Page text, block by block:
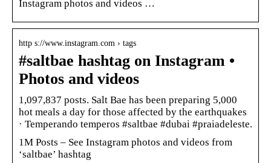
Instagram photos and videos …
http s://www.instagram.com › tags
#saltbae hashtag on Instagram •
Photos and videos
1,097,837 posts. Salt Bae has been preparing 5,000
hot meals a day for those affected by the earthquakes
· Temperando temperos #saltbae #dubai #praiadeleste.
1M Posts – See Instagram photos and videos from
‘saltbae’ hashtag